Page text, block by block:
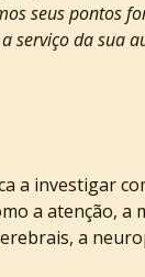
seus pontos
serviço da sua
a investigar
a atenção, a
a